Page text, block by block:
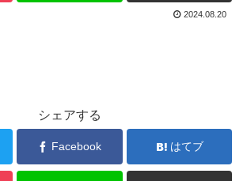
2024.08.20
シェアする
Facebook はてブ